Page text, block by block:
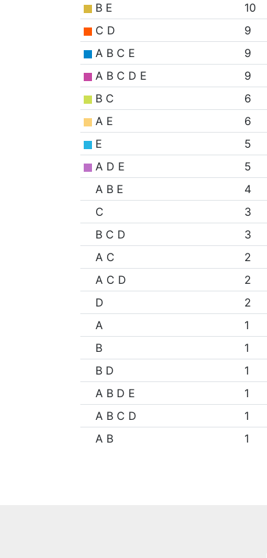
B E
10
C D
9
A B C E
9
A B C D E
9
B C
6
A E
6
E
5
A D E
5
A B E
4
C
3
B C D
3
A C
2
A C D
2
D
2
A
1
B
1
B D
1
A B D E
1
A B C D
1
A B
1